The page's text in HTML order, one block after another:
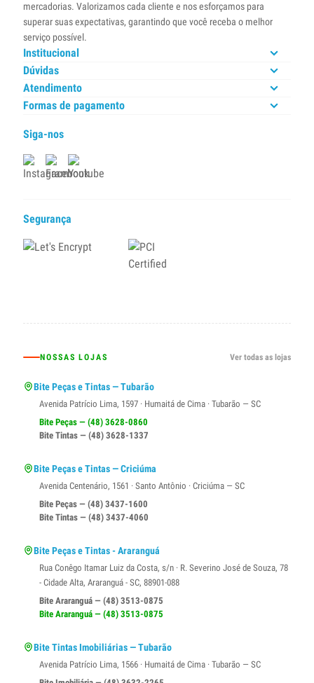
mercadorias. Valorizamos cada cliente e nos esforçamos para
superar suas expectativas, garantindo que você receba o melhor
serviço possível.
Institucional
Dúvidas
Atendimento
Formas de pagamento
Siga-nos
Segurança
NOSSAS LOJAS Ver todas as lojas
Bite Peças e Tintas — Tubarão
Avenida Patrício Lima, 1597 · Humaitá de Cima · Tubarão — SC
Bite Peças — (48) 3628-0860
Bite Tintas — (48) 3628-1337
Bite Peças e Tintas — Criciúma
Avenida Centenário, 1561 · Santo Antônio · Criciúma — SC
Bite Peças — (48) 3437-1600
Bite Tintas — (48) 3437-4060
Bite Peças e Tintas - Araranguá
Rua Conêgo Itamar Luiz da Costa, s/n · R. Severino José de Souza, 78
- Cidade Alta, Araranguá - SC, 88901-088
Bite Araranguá — (48) 3513-0875
Bite Araranguá — (48) 3513-0875
Bite Tintas Imobiliárias — Tubarão
Avenida Patrício Lima, 1566 · Humaitá de Cima · Tubarão — SC